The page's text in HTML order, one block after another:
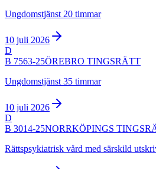
Ungdomstjänst 20 timmar
10 juli 2026
D
B 7563-25ÖREBRO TINGSRÄTT
Ungdomstjänst 35 timmar
10 juli 2026
D
B 3014-25NORRKÖPINGS
Rättspsykiatrisk vård med särskild